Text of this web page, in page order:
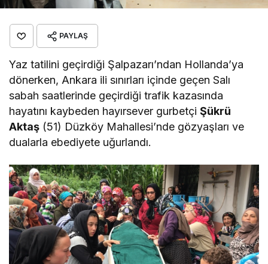
PAYLAŞ
Yaz tatilini geçirdiği Şalpazarı’ndan Hollanda’ya
dönerken, Ankara ili sınırları içinde geçen Salı
sabah saatlerinde geçirdiği trafik kazasında
hayatını kaybeden hayırsever gurbetçiŞükrü
Aktaş (51) Düzköy Mahallesi’nde gözyaşları ve
dualarla ebediyete uğurlandı.